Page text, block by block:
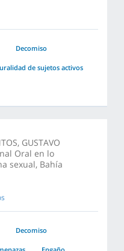
Decomiso
de sujetos activos
GUSTAVO
Oral en lo
sexual, Bahía
Decomiso